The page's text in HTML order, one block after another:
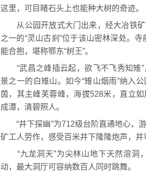
这里，可目睹石头上也能种大树的奇迹。
从公园开放式大门出来，经大冶铁矿
之一的“灵山古刹”位于该山密林深处。
能合抱，堪称鄂东“树王”。
“武昌之峰插云起，欲飞不飞秀知雉”
景之一的白雉山。如今“雉山烟雨”纳入
茵，其主峰芙蓉峰，海拔528米，直立
成潭，清碧照人。
“井下探幽”为712级台阶直通地心，
矿工人劳作，感受百米井下隆隆炮声，并
“九龙洞天”为尖林山地下天然溶洞
动，最大洞厅可容纳数百人同时跳舞。